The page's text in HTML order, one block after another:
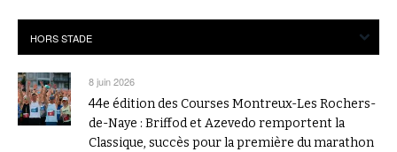
8 juin 2026
44e édition des Courses Montreux-Les Rochers-
de-Naye : Briffod et Azevedo remportent la
Classique, succès pour la première du marathon